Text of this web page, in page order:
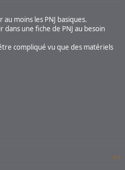
moins les PNJ basiques.
dans une fiche de PNJ au besoin
compliqué vu que des matériels
#4